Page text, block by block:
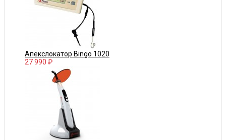
Апекслокатор Bingo 1020
27 990 ₽